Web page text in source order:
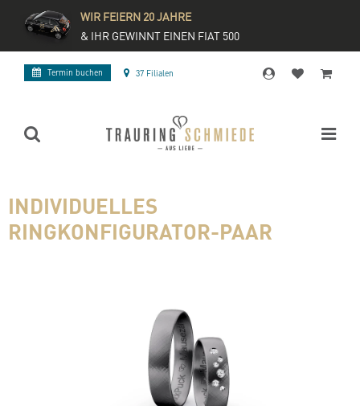
WIR FEIERN 20 JAHRE
& IHR GEWINNT EINEN FIAT 500
Termin buchen 37 Filialen
INDIVIDUELLES
RINGKONFIGURATOR-PAAR